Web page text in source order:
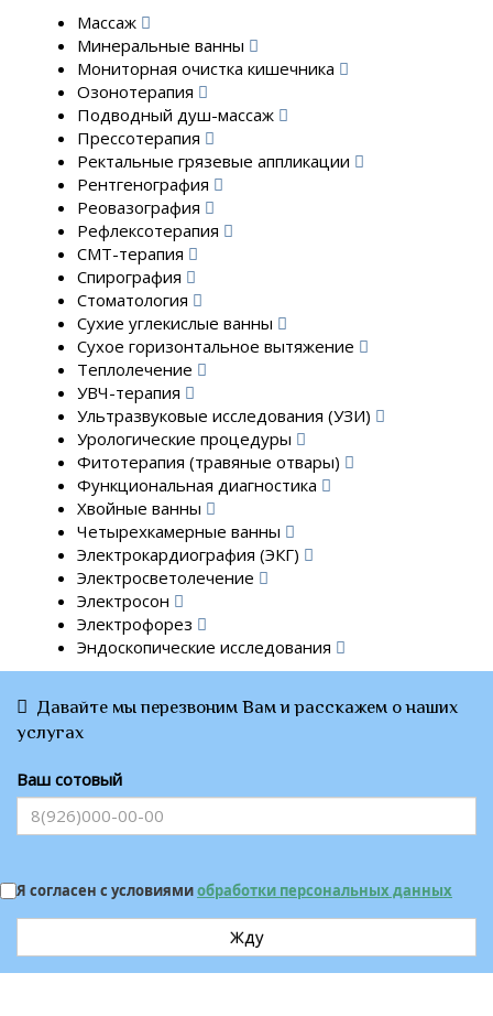
Массаж
Минеральные ванны
Мониторная очистка кишечника
Озонотерапия
Подводный душ-массаж
Прессотерапия
Ректальные грязевые аппликации
Рентгенография
Реовазография
Рефлексотерапия
СМТ-терапия
Спирография
Стоматология
Сухие углекислые ванны
Сухое горизонтальное вытяжение
Теплолечение
УВЧ-терапия
Ультразвуковые исследования (УЗИ)
Урологические процедуры
Фитотерапия (травяные отвары)
Функциональная диагностика
Хвойные ванны
Четырехкамерные ванны
Электрокардиография (ЭКГ)
Электросветолечение
Электросон
Электрофорез
Эндоскопические исследования
Давайте мы перезвоним Вам и расскажем о наших
услугах
Ваш сотовый
Я согласен с условиямиобработки персональных данных
Жду